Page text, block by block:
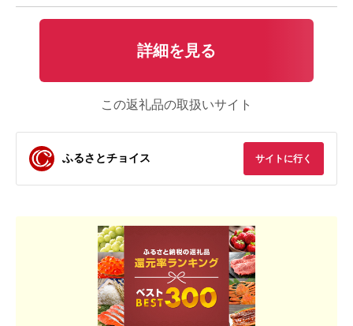
詳細を見る
この返礼品の取扱いサイト
ふるさとチョイス サイトに行く